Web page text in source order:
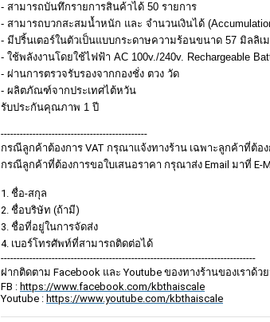
- สามารถบันทึกรายการสินค้าได้ 50 รายการ
- สามารถบวกสะสมน้ำหนัก และ จำนวนเงินได้
- มีปริ้นเตอร์ในตัวเป็นแบบกระดาษความร้อนขนาด 57 มิลลิเ
- ใช้พลังงานโดยใช้ไฟฟ้า AC 100v./240v. Rechargeable
- ผ่านการตรวจรับรองจากกองชั่ง ตวง วัด
- ผลิตภัณฑ์จากประเทศไต้หวัน
รับประกันคุณภาพ 1 ปี
----------------------------------------------
กรณีลูกค้าต้องการ VAT กรุณาแจ้งทางร้าน เฉพาะลูกค้าที่ต้อ
กรณีลูกค้าที่ต้องการขอใบเสนอราคา กรุณาส่ง Email มาที่ E-
1. ชื่อ-สกุล
2. ชื่อบริษัท (ถ้ามี)
3. ชื่อที่อยู่ในการจัดส่ง
4. เบอร์โทรศัพท์ที่สามารถติดต่อได้
--------------------------------------------------------------------------------
ฝากติดตาม Facebook และ Youtube ของทางร้านของเราด้ว
FB : https://www.facebook.com/kbthaiscale
Youtube : https://www.youtube.com/kbthaiscale